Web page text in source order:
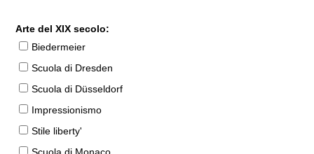
Arte del XIX secolo:
Biedermeier
Scuola di Dresden
Scuola di Düsseldorf
Impressionismo
Stile liberty'
Scuola di Monaco